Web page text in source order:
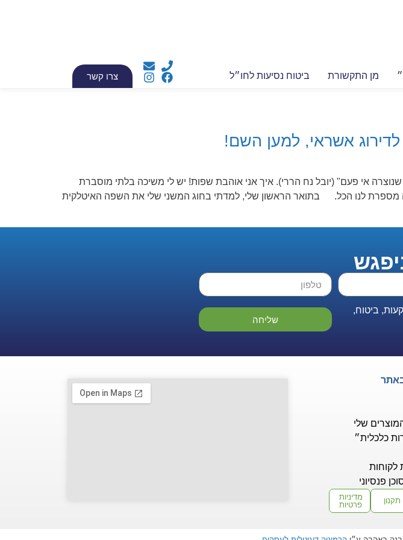
מן התקשורת ביטוח נסיעות לחו״ל צרו קשר
אשראי, למען השם!
אי פעם" (יובל נח הררי). איך אני אוהבת שפות! יש לי משיכה בלתי מוסברת
מספרת לנו הכל. בתואר הראשון שלי, למדתי בחוג המשני שלי את השפה האיטלקית
ביטוח,
שליחה
שלי
כלכלית״
לקוחות
פנסיוני
תקנון
מדיניות
פרטיות